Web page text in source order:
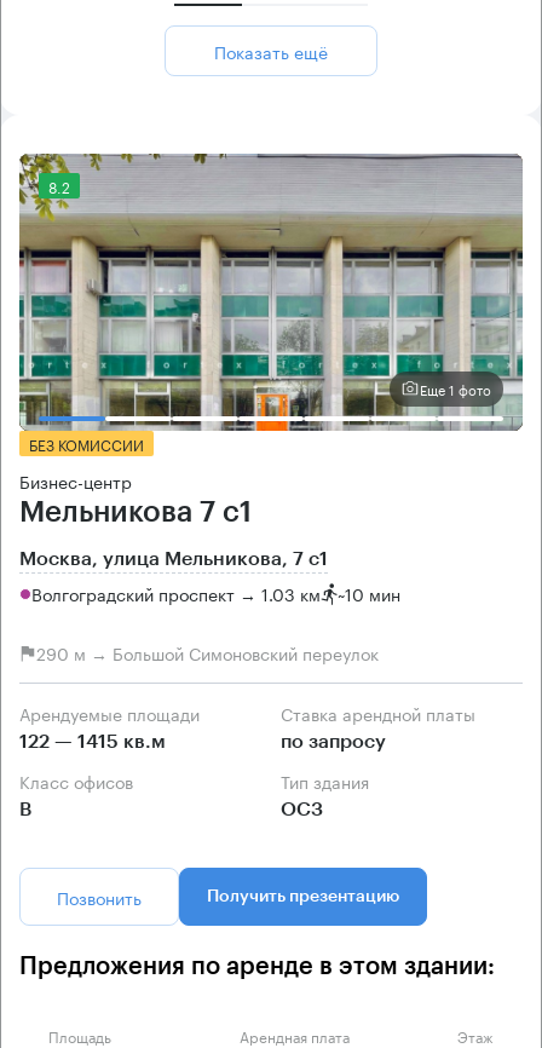
Показать ещё
8.2
Еще 1 фото
БЕЗ КОМИССИИ
Бизнес-центр
Мельникова 7 с1
Москва, улица Мельникова, 7 с1
Волгоградский проспект → 1.03 км ~10 мин
290 м → Большой Симоновский переулок
Арендуемые площади
122 — 1415 кв.м
Ставка арендной платы
по запросу
Класс офисов
B
Тип здания
ОСЗ
Позвонить Получить презентацию
Предложения по аренде в этом здании:
Площадь Арендная плата Этаж